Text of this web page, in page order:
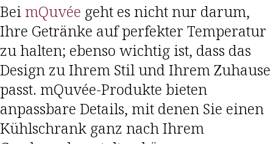
BeimQuvée geht es nicht nur darum,
Ihre Getränke auf perfekter Temperatur
zu halten; ebenso wichtig ist, dass das
Design zu Ihrem Stil und Ihrem Zuhause
passt. mQuvée-Produkte bieten
anpassbare Details, mit denen Sie einen
Kühlschrank ganz nach Ihrem